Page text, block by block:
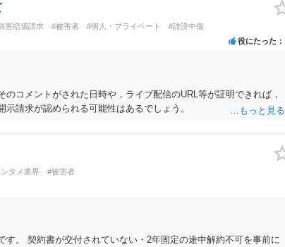
害賠償請求 #被害者 #個人・プライベート #誹謗中傷
役にたった
のコメントがされた日時や，ライブ配信のURL等が証明できれば，
請求が認められる可能性はあるでしょう。
タメ業界 #被害者
す。 契約書が交付されていない・2年固定の途中解約不可を事前に